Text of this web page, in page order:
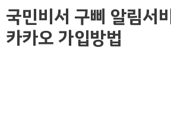
너
국민비서 구삐 알림서
카카오 가입방법